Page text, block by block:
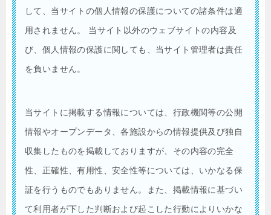
して、当サイトの個人情報の保護についての諸条件は適
用されません。 当サイト以外のウェブサイトの内容及
び、個人情報の保護に関しても、当サイト管理者は責任
を負いません。
当サイトに掲載する情報については、行政機関等の公開
情報やオープンデータ、各施設からの情報提供及び独自
収集したものを掲載しておりますが、その内容の完全
性、正確性、有用性、安全性等については、いかなる保
証を行うものでもありません。また、掲載情報に基づい
て利用者が下した判断および起こした行動によりいかな